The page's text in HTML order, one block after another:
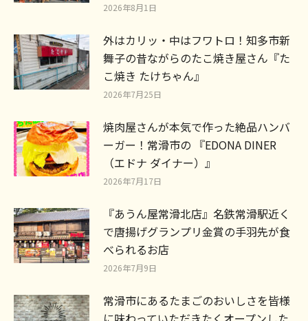
2026年8月1日
外はカリッ・中はフワトロ！知多市新
舞子の昔ながらのたこ焼き屋さん『た
こ焼き たけちゃん』
2026年7月25日
焼肉屋さんが本気で作った絶品ハンバ
ーガー！常滑市の 『EDONA DINER
（エドナ ダイナー）』
2026年7月17日
『あうん屋常滑北店』名鉄常滑駅近く
で唐揚げグランプリ金賞の手羽先が食
べられるお店
2026年7月9日
常滑市にあるたまごのおいしさを皆様